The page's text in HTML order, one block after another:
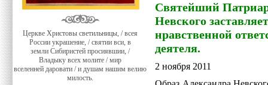
Церкве Христовы светильницы, / всея
России украшение, / святии вси, в
земли Сибиристей просиявшии, /
Владыку всех молите / мир
вселенней даровати / и душам нашим велию
милость.
Святейший
Невского
нравственной
деятеля.
2 ноября 2011